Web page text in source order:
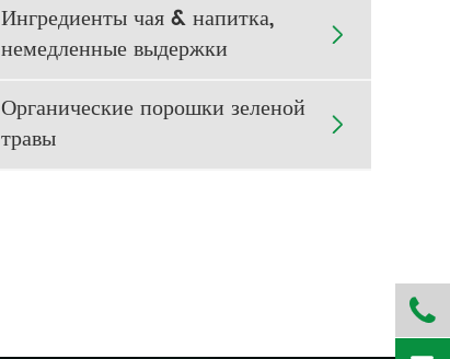
Ингредиенты чая & напитка,
немедленные выдержки

Органические порошки зеленой
травы

